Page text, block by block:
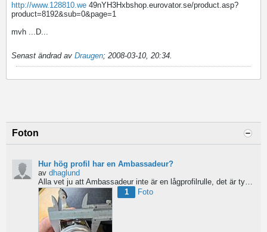
http://www.128810.we 49nYH3Hxbshop.eurovator.se/product.asp?
product=8192&sub=0&page=1
mvh ...D...
Senast ändrad av Draugen; 2008-03-10, 20:34.
Foton
Hur hög profil har en Ambassadeur?
av dhaglund
Alla vet ju att Ambassadeur inte är en lågprofilrulle, det är tydligt. Men hur hög profil har de egentligen?...
1
Foto